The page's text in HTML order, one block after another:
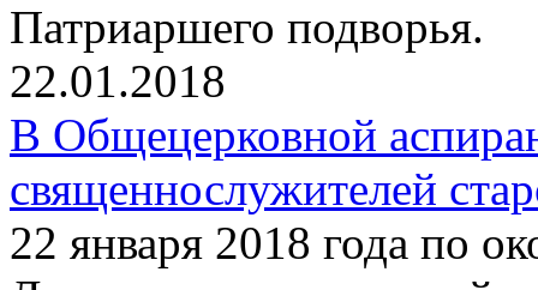
Патриаршего подворья.
22.01.2018
В Общецерковной
священнослужителей
22 января 2018 года по